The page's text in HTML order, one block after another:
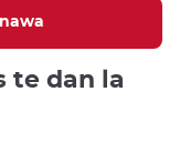
te dan la